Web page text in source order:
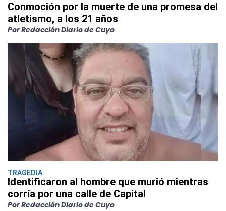
Conmoción por la muerte de una promesa del
atletismo, a los 21 años
Por Redacción Diario de Cuyo
TRAGEDIA
Identificaron al hombre que murió mientras
corría por una calle de Capital
Por Redacción Diario de Cuyo